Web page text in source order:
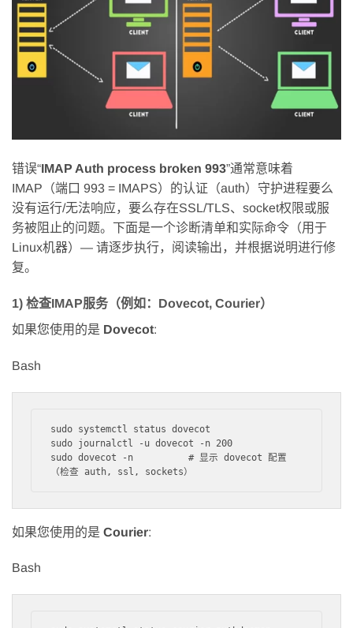
错误“IMAP Auth process broken 993”通常意味着
IMAP（端口 993 = IMAPS）的认证（auth）守护进程要么
没有运行/无法响应，要么存在SSL/TLS、socket权限或服
务被阻止的问题。下面是一个诊断清单和实际命令（用于
Linux机器）— 请逐步执行，阅读输出，并根据说明进行修
复。
1) 检查IMAP服务（例如：Dovecot, Courier）
如果您使用的是 Dovecot:
Bash
sudo systemctl status dovecot
sudo journalctl -u dovecot -n 200
sudo dovecot -n          # 显示 dovecot 配置
如果您使用的是 Courier:
Bash